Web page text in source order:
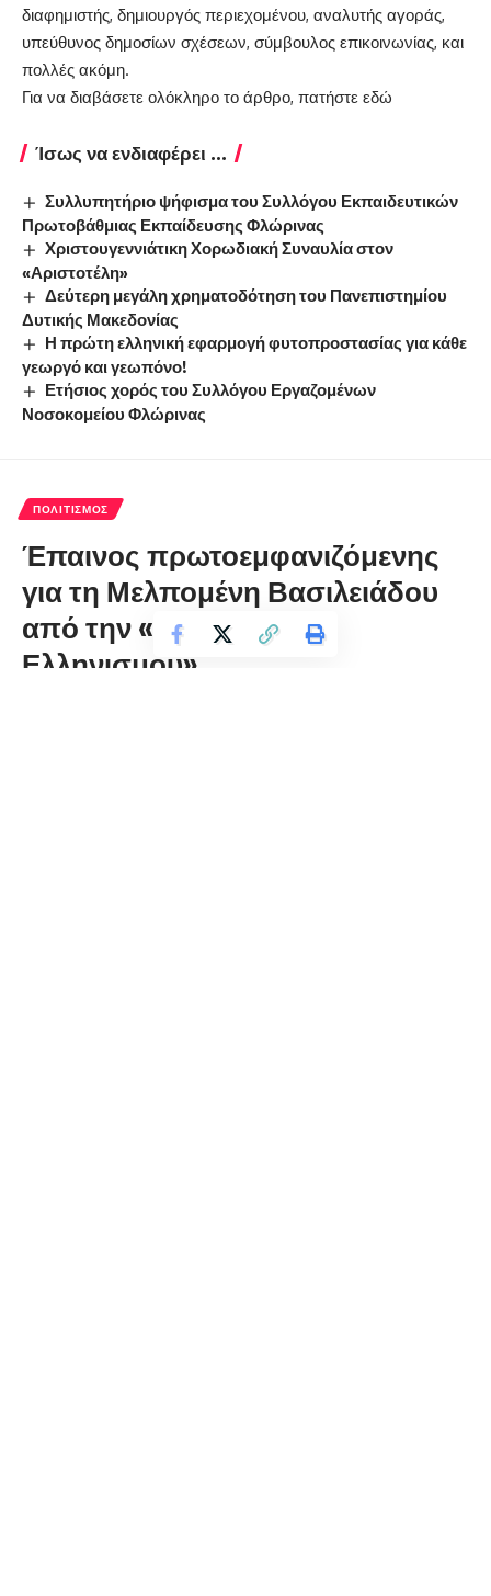
διαφημιστής, δημιουργός περιεχομένου, αναλυτής αγοράς,
υπεύθυνος δημοσίων σχέσεων, σύμβουλος επικοινωνίας, και
πολλές ακόμη.
Για να διαβάσετε ολόκληρο το άρθρο, πατήστε εδώ
Ίσως να ενδιαφέρει ...
Συλλυπητήριο ψήφισμα του Συλλόγου Εκπαιδευτικών
Πρωτοβάθμιας Εκπαίδευσης Φλώρινας
Χριστουγεννιάτικη Χορωδιακή Συναυλία στον
«Αριστοτέλη»
Δεύτερη μεγάλη χρηματοδότηση του Πανεπιστημίου
Δυτικής Μακεδονίας
Η πρώτη ελληνική εφαρμογή φυτοπροστασίας για κάθε
γεωργό και γεωπόνο!
Ετήσιος χορός του Συλλόγου Εργαζομένων
Νοσοκομείου Φλώρινας
ΠΟΛΙΤΙΣΜΌΣ
Έπαινος πρωτοεμφανιζόμενης
για τη Μελπομένη Βασιλειάδου
από την «Αμφικτυονία
Ελληνισμού»